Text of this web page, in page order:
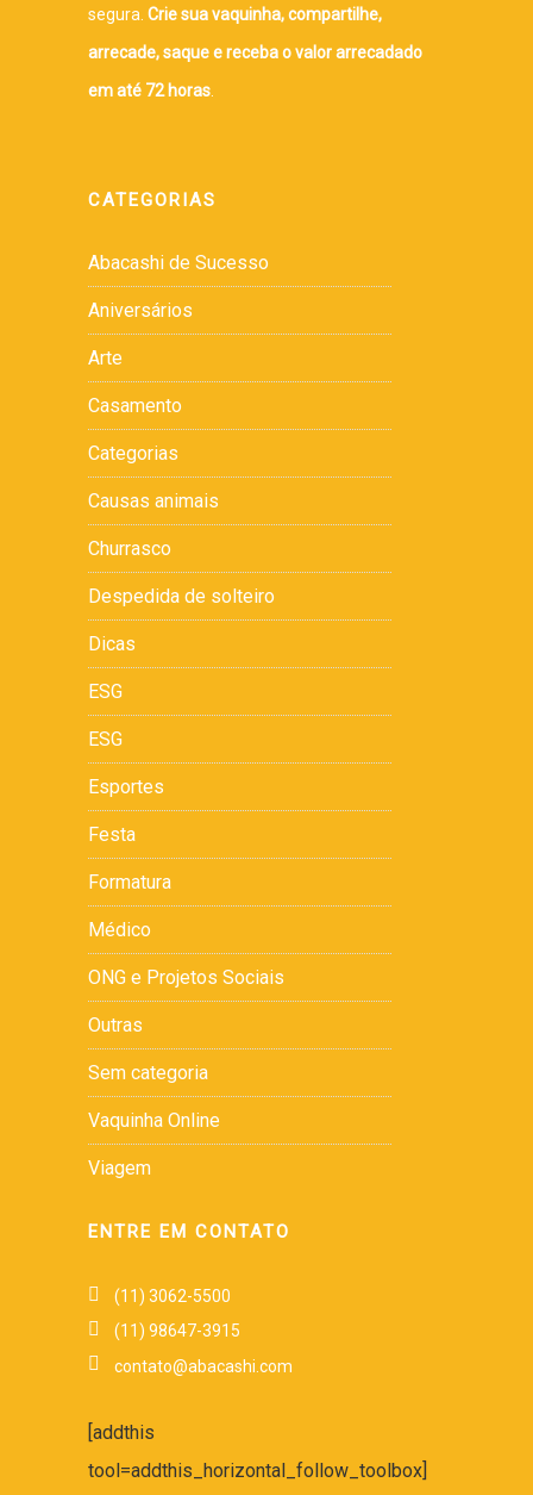
segura. Crie sua vaquinha, compartilhe,
arrecade, saque e receba o valor arrecadado
em até 72 horas
CATEGORIAS
Abacashi de Sucesso
Aniversários
Arte
Casamento
Categorias
Causas animais
Churrasco
Despedida de solteiro
Dicas
ESG
ESG
Esportes
Festa
Formatura
Médico
ONG e Projetos Sociais
Outras
Sem categoria
Vaquinha Online
Viagem
ENTRE EM CONTATO
(11) 3062-5500
(11) 98647-3915
contato@abacashi.com
[addthis
tool=addthis_horizontal_follow_toolbox]